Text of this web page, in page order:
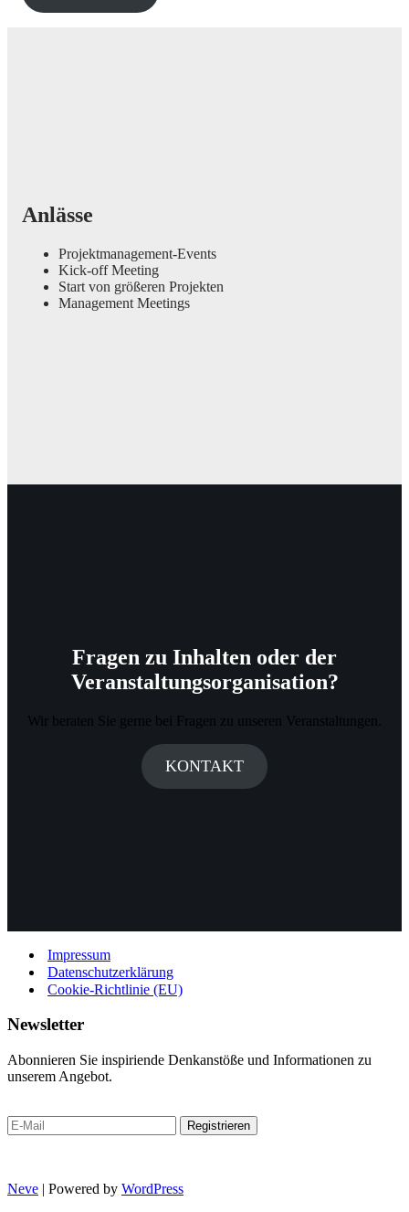
Anlässe
Projektmanagement-Events
Kick-off Meeting
Start von größeren Projekten
Management Meetings
Fragen zu Inhalten oder der
Veranstaltungsorganisation?
Wir beraten Sie gerne bei Fragen zu unseren Veranstaltungen.
KONTAKT
Impressum
Datenschutzerklärung
Cookie-Richtlinie (EU)
Newsletter
Abonnieren Sie inspiriende Denkanstöße und Informationen zu
unserem Angebot.
Neve | Powered by WordPress